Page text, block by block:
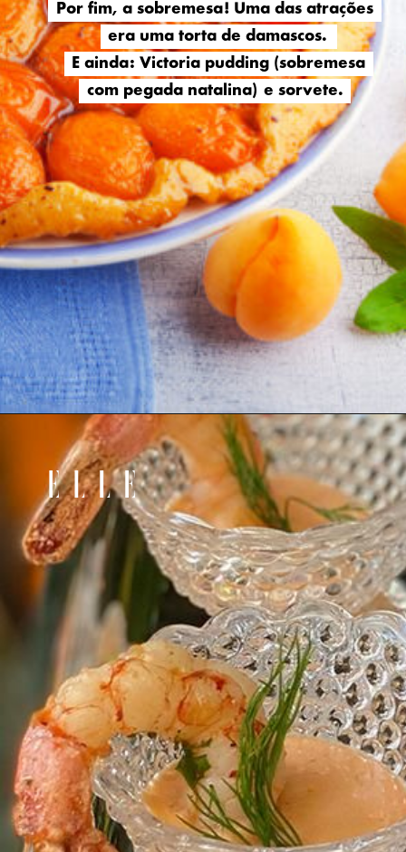
Por fim, a sobremesa! Uma das atrações
era uma torta de damascos.
E ainda: Victoria pudding (sobremesa
com pegada natalina) e sorvete.
Por fim, a sobremesa! Uma das atrações
era uma torta de damascos.
E ainda: Victoria pudding (sobremesa
com pegada natalina) e sorvete.